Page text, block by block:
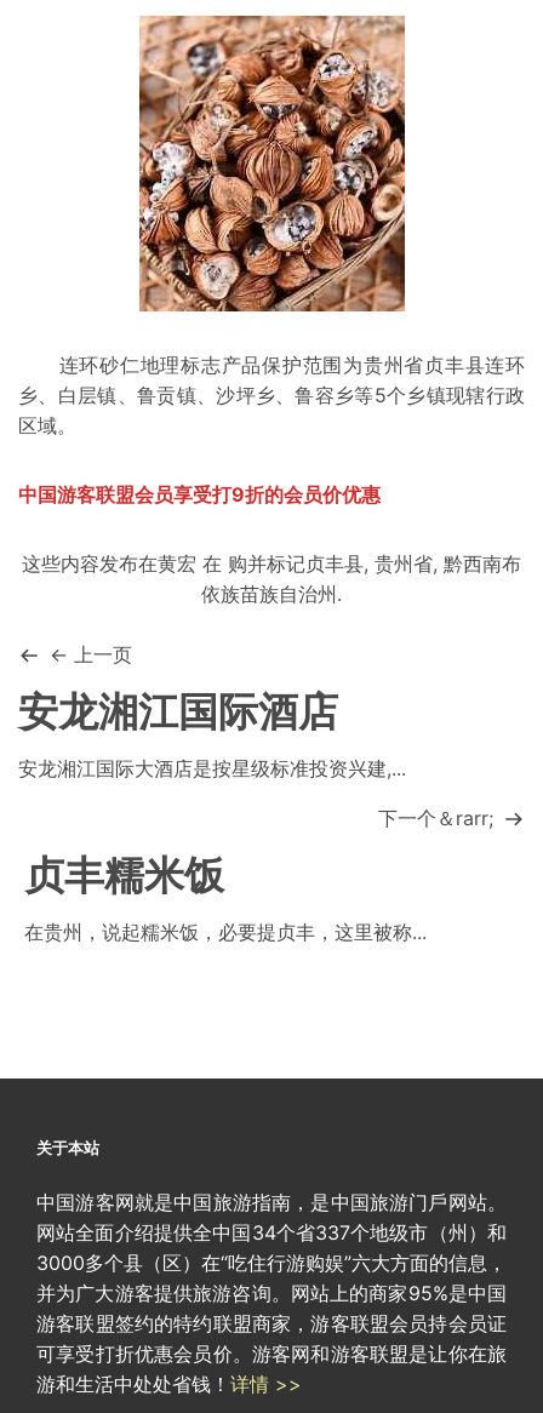
连环砂仁地理标志产品保护范围为贵州省贞丰县连环
乡、白层镇、鲁贡镇、沙坪乡、鲁容乡等5个乡镇现辖行政
区域。
中国游客联盟会员享受打9折的会员价优惠
这些内容发布在黄宏 在 购并标记贞丰县, 贵州省, 黔西南布
依族苗族自治州.
← 上一页
安龙湘江国际酒店
安龙湘江国际大酒店是按星级标准投资兴建,...
下一个＆rarr;
贞丰糯米饭
在贵州，说起糯米饭，必要提贞丰，这里被称...
关于本站
中国游客网就是中国旅游指南，是中国旅游门戶网站。
网站全面介绍提供全中国34个省337个地级市（州）和
3000多个县（区）在“吃住行游购娱”六大方面的信息，
并为广大游客提供旅游咨询。网站上的商家95%是中国
游客联盟签约的特约联盟商家，游客联盟会员持会员证
可享受打折优惠会员价。游客网和游客联盟是让你在旅
游和生活中处处省钱！ 详情 >>